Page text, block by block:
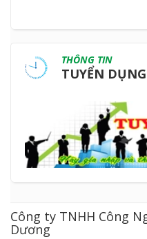
THÔNG TIN
TUYỂN DỤNG
Công ty TNHH Công
Dương